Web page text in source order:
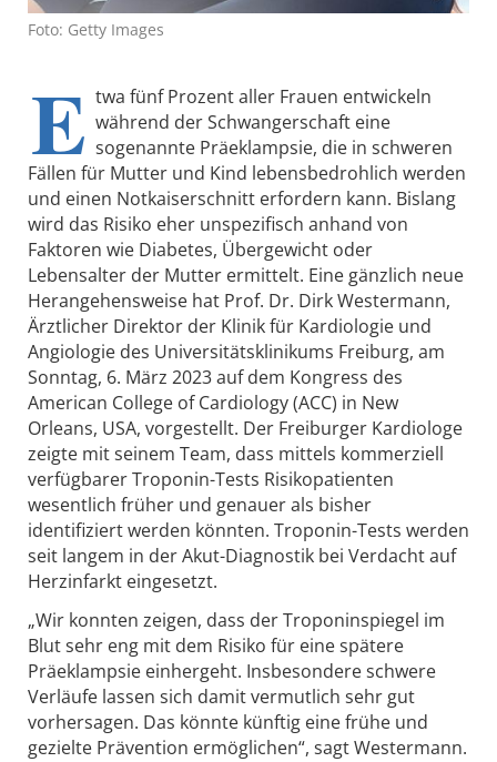
Foto: Getty Images
E twa fünf Prozent aller Frauen entwickeln
während der Schwangerschaft eine
sogenannte Präeklampsie, die in schweren
Fällen für Mutter und Kind lebensbedrohlich werden
und einen Notkaiserschnitt erfordern kann. Bislang
wird das Risiko eher unspezifisch anhand von
Faktoren wie Diabetes, Übergewicht oder
Lebensalter der Mutter ermittelt. Eine gänzlich neue
Herangehensweise hat Prof. Dr. Dirk Westermann,
Ärztlicher Direktor der Klinik für Kardiologie und
Angiologie des Universitätsklinikums Freiburg, am
Sonntag, 6. März 2023 auf dem Kongress des
American College of Cardiology (ACC) in New
Orleans, USA, vorgestellt. Der Freiburger Kardiologe
zeigte mit seinem Team, dass mittels kommerziell
verfügbarer Troponin-Tests Risikopatienten
wesentlich früher und genauer als bisher
identifiziert werden könnten. Troponin-Tests werden
seit langem in der Akut-Diagnostik bei Verdacht auf
Herzinfarkt eingesetzt.
„Wir konnten zeigen, dass der Troponinspiegel im
Blut sehr eng mit dem Risiko für eine spätere
Präeklampsie einhergeht. Insbesondere schwere
Verläufe lassen sich damit vermutlich sehr gut
vorhersagen. Das könnte künftig eine frühe und
gezielte Prävention ermöglichen“, sagt Westermann.